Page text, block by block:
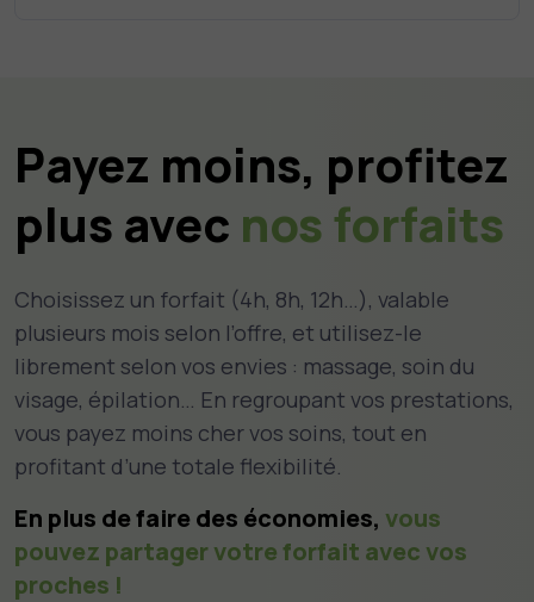
Payez moins, profitez
plus avec nos forfaits
Choisissez un forfait (4h, 8h, 12h…), valable
plusieurs mois selon l’offre, et utilisez-le
librement selon vos envies : massage, soin du
visage, épilation… En regroupant vos prestations,
vous payez moins cher vos soins, tout en
profitant d’une totale flexibilité.
En plus de faire des économies, vous
pouvez partager votre forfait avec vos
proches !